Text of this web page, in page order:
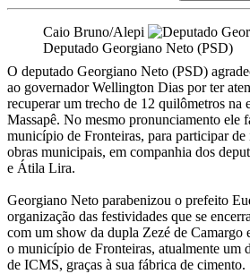
Caio Bruno/Alepi
Deputado Georgiano Neto (PSD)
O deputado Georgiano Neto (PSD)
ao governador Wellington Dias por ter
recuperar um trecho de 12 quilômetros na
Massapê. No mesmo pronunciamento ele
município de Fronteiras, para participar de
obras municipais, em companhia dos
e Átila Lira.
Georgiano Neto parabenizou o prefeito
organização das festividades que se
com um show da dupla Zezé de Camargo
o município de Fronteiras, atualmente um
de ICMS, graças à sua fábrica de cimento.